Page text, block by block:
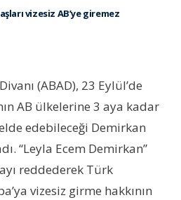
vizesiz AB’ye giremez
(ABAD), 23 Eylül’de
AB ülkelerine 3 aya kadar
edebileceği Demirkan
“Leyla Ecem Demirkan”
reddederek Türk
vizesiz girme hakkının